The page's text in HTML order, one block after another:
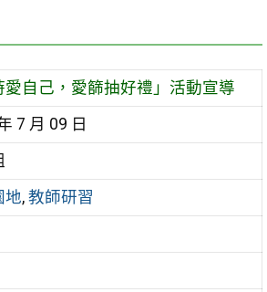
愛自己，愛篩抽好禮」活動宣導
7 月 09 日
地, 教師研習